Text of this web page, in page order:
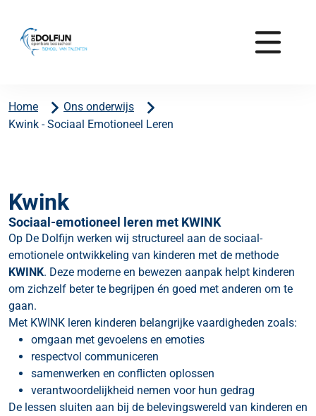
Home
Ons onderwijs
Kwink - Sociaal Emotioneel Leren
Kwink
Sociaal-emotioneel leren met KWINK
Op De Dolfijn werken wij structureel aan de sociaal-
emotionele ontwikkeling van kinderen met de methode
KWINK. Deze moderne en bewezen aanpak helpt kinderen
om zichzelf beter te begrijpen én goed met anderen om te
gaan.
Met KWINK leren kinderen belangrijke vaardigheden zoals:
omgaan met gevoelens en emoties
respectvol communiceren
samenwerken en conflicten oplossen
verantwoordelijkheid nemen voor hun gedrag
De lessen sluiten aan bij de belevingswereld van kinderen en